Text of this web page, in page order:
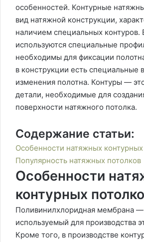
особенностей. Контурные
вид натяжной конструкции,
наличием специальных контуров.
используются специальные
необходимы для фиксации
в конструкции есть специальные
изменения полотна. Контуры —
детали, необходимые для
поверхности натяжного потолка.
Содержание статьи:
Особенности натяжных
Популярность натяжных потолков
Особенности
контурных
Поливинилхлоридная мембрана —
используемый для производства
Кроме того, в производстве